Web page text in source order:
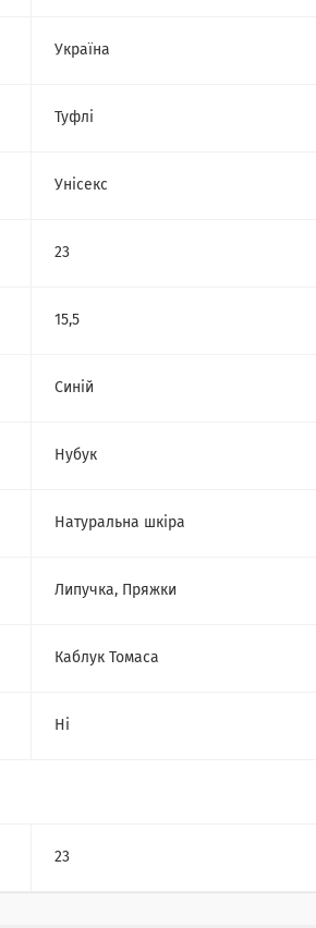
Україна
Туфлі
Унісекс
23
15,5
Синій
Нубук
Натуральна шкіра
Липучка, Пряжки
Каблук Томаса
Ні
23